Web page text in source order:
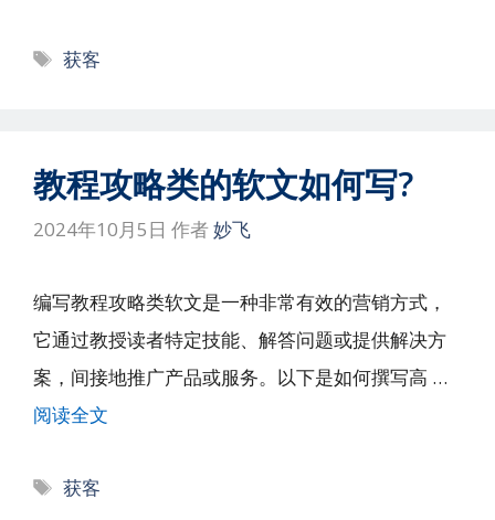
标
获客
教程攻略类的软文如何写?
2024年10月5日 作者妙飞
编写教程攻略类软文是一种非常有效的营销方式，
它通过教授读者特定技能、解答问题或提供解决方
案，间接地推广产品或服务。以下是如何撰写高 …
阅读全文
标
获客